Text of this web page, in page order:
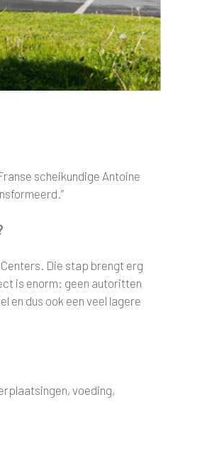
scheikundige Antoine
Die stap brengt erg
is enorm: geen autoritten
en dus ook een veel lagere
voeding,